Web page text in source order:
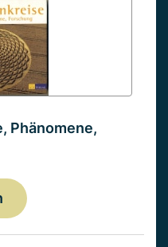
Phänomene,